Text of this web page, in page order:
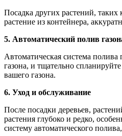
Посадка других растений,
растение из контейнера,
5. Автоматический полив
Автоматическая система
газона, и тщательно
вашего газона.
6. Уход и обслуживание
После посадки деревьев,
растения глубоко и редко,
систему автоматического